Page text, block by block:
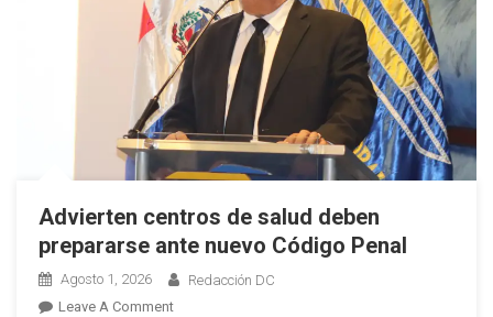
Advierten centros de salud deben
prepararse ante nuevo Código Penal
Agosto 1, 2026
Redacción DC
Leave A CommentOn